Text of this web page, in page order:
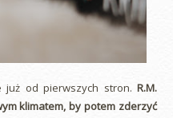
już od pierwszych stron.R.M.
klimatem, by potem zderzyć